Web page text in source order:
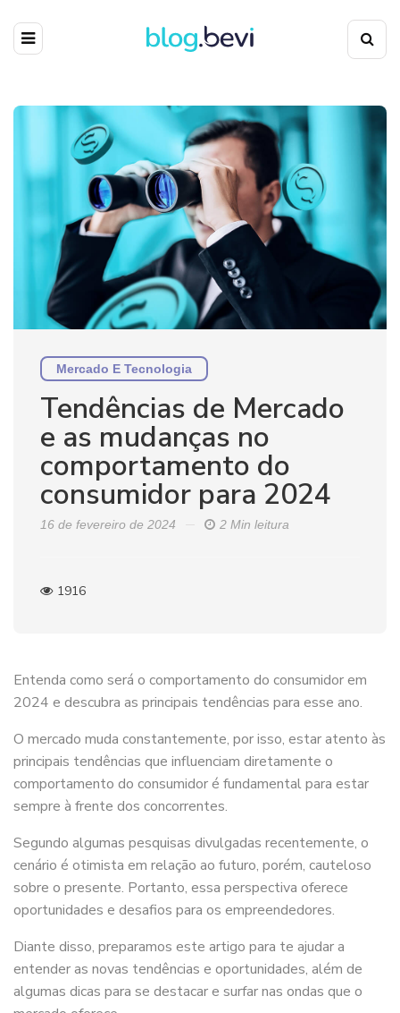
Mercado E Tecnologia
Tendências de Mercado
e as mudanças no
comportamento do
consumidor para 2024
16 de fevereiro de 2024 2 Min leitura
1916
Entenda como será o comportamento do consumidor em
2024 e descubra as principais tendências para esse ano.
O mercado muda constantemente, por isso, estar atento às
principais tendências que influenciam diretamente o
comportamento do consumidor é fundamental para estar
sempre à frente dos concorrentes.
Segundo algumas pesquisas divulgadas recentemente, o
cenário é otimista em relação ao futuro, porém, cauteloso
sobre o presente. Portanto, essa perspectiva oferece
oportunidades e desafios para os empreendedores.
Diante disso, preparamos este artigo para te ajudar a
entender as novas tendências e oportunidades, além de
algumas dicas para se destacar e surfar nas ondas que o